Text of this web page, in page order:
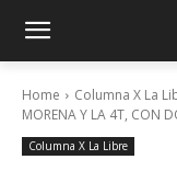
Home Columna X La
MORENA Y LA 4T, CON
Columna X La Libre